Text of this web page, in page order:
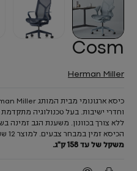
Cosm
Herman Miller
וחדרי ישיבות. בעל טכנולוגיה
ללא צורך בכוונון. משענת הגב זמינה
הכיסא זמין במבחר צבעים. למוצר 12 שנות אחריות.
משקל של עד 158 ק"ג.